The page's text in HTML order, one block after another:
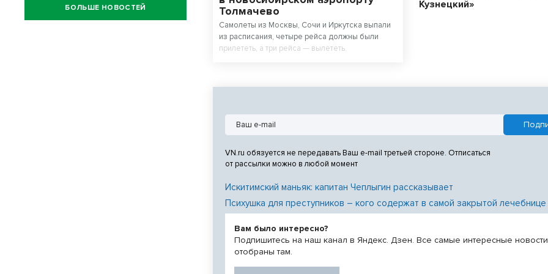
Толмачево
Самолеты из Москвы, Сочи и Иркутска выпали
из расписания, четыре рейса должны были
прилететь, а три рейса — вылететь.
Кузнецкий»
VN.ru обязуется не передавать Ваш e-mail третьей стороне. Отписаться
от рассылки можно в любой момент
Искитимский маньяк: капитан Чеплыгин рассказывает
Психушка для преступников – кого содержат в самой закрытой
Вам было интересно?
Подпишитесь на наш канал в Яндекс. Дзен. Все самые интересные новости
отобраны там.
БОЛЬШЕ НОВОСТЕЙ